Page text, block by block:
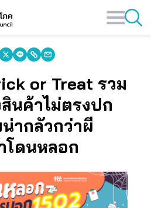
or Treat รวม
นค้าไม่ตรงปก
ากลัวกว่าผี
โดนหลอก